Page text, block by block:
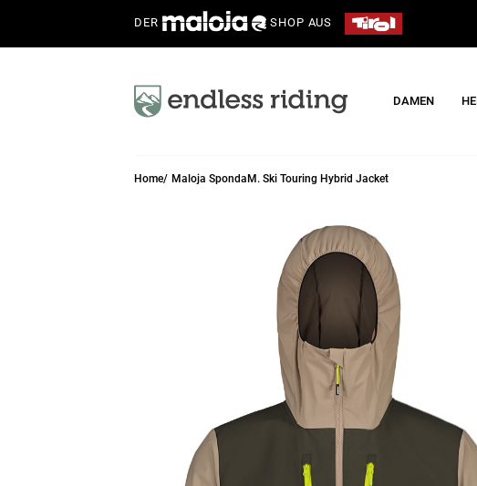
DER SHOP AUS
DAMEN
Home Maloja SpondaM. Ski Touring Hybrid Jacket